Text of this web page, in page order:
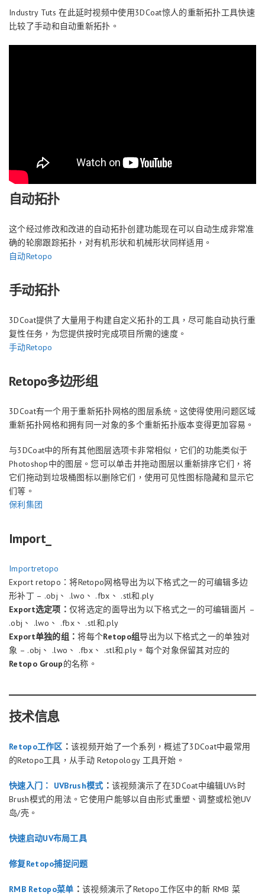
Industry Tuts 在此延时视频中使用3DCoat惊人的重新拓扑工具快速
比较了手动和自动重新拓扑。
自动拓扑
这个经过修改和改进的自动拓扑创建功能现在可以自动生成非常准
确的轮廓跟踪拓扑，对有机形状和机械形状同样适用。
自动Retopo
手动拓扑
3DCoat提供了大量用于构建自定义拓扑的工具，尽可能自动执行重
复性任务，为您提供按时完成项目所需的速度。
手动Retopo
Retopo多边形组
3DCoat有一个用于重新拓扑网格的图层系统。这使得使用问题区域
重新拓扑网格和拥有同一对象的多个重新拓扑版本变得更加容易。
与3DCoat中的所有其他图层选项卡非常相似，它们的功能类似于
Photoshop中的图层。您可以单击并拖动图层以重新排序它们，将
它们拖动到垃圾桶图标以删除它们，使用可见性图标隐藏和显示它
们等。
保利集团
Import_
Importretopo
Export retopo：将Retopo网格导出为以下格式之一的可编辑多边
形补丁 – .obj、 .lwo、 .fbx、 .stl和.ply
Export选定项： 仅将选定的面导出为以下格式之一的可编辑面片 –
.obj、 .lwo、 .fbx、 .stl和.ply
Export单独的组：将每个Retopo组导出为以下格式之一的单独对
象 – .obj、 .lwo、 .fbx、 .stl和.ply。每个对象保留其对应的
Retopo Group的名称。
技术信息
Retopo工作区 ：该视频开始了一个系列，概述了3DCoat中最常用
的Retopo工具，从手动 Retopology 工具开始。
快速入门： UVBrush模式 ： 该视频演示了在3DCoat中编辑UVs时
Brush模式的用法。它使用户能够以自由形式重塑、调整或松弛UV
岛/壳。
快速启动UV布局工具
修复Retopo捕捉问题
RMB Retopo菜单 ： 该视频演示了Retopo工作区中的新 RMB 菜